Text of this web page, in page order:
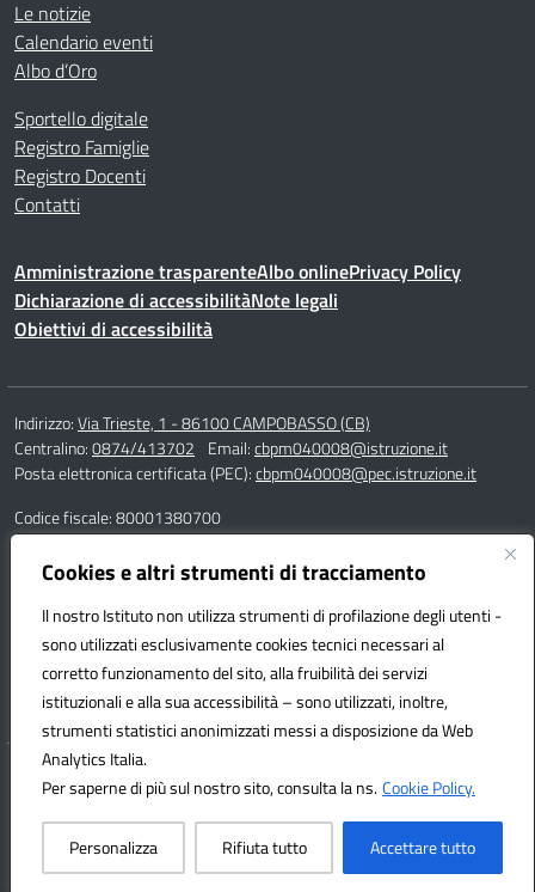
Cookies e altri strumenti di tracciamento
Il nostro Istituto non utilizza strumenti di profilazione degli utenti -
sono utilizzati esclusivamente cookies tecnici necessari al
corretto funzionamento del sito, alla fruibilità dei servizi
istituzionali e alla sua accessibilità – sono utilizzati, inoltre,
strumenti statistici anonimizzati messi a disposizione da Web
Analytics Italia.
Per saperne di più sul nostro sito, consulta la ns.Cookie Policy.
Personalizza Rifiuta tutto Accettare tutto
Le notizie
Calendario eventi
Albo d’Oro
Sportello digitale
Registro Famiglie
Registro Docenti
Contatti
Amministrazione trasparenteAlbo onlinePrivacy Policy
Dichiarazione di accessibilitàNote legali
Obiettivi di accessibilità
Indirizzo:Via Trieste, 1 - 86100 CAMPOBASSO (CB)
Centralino:0874/413702 Email:cbpm040008@istruzione.it
Posta elettronica certificata (PEC):cbpm040008@pec.istruzione.it
Codice fiscale: 80001380700
Codice meccanografico:CBPM040008
Codice Indice delle Pubbliche Amministrazioni (IPA): istsc_cbpm040008
Responsabile della trasmissione e pubblicazione di documenti
informazioni e dati ex. Art. 10 d.lgs 33/2013 ss.mm.ii. – d.lgs 97/2016
dott.ssa Adelaide Villa
Hosting & Powered by 3D Solution S.r.l.
Concept & Design by Designers Italia